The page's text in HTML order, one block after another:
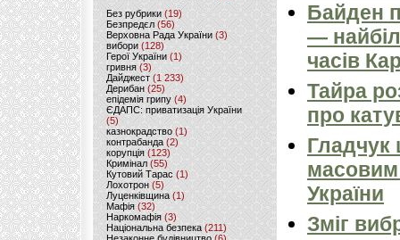
Без рубрики (19)
Безпредєл(56)
Верховна Рада України (3)
вибори(128)
Герої України(1)
гривня (3)
Дайджест (1 233)
Дерибан (25)
епідемія грипу (4)
ЄДАПС: приватизація України
(5)
казнокрадство (1)
контрабанда (2)
корупція (123)
Кримінал (55)
Кутовий Тарас (1)
Лохотрон(5)
Луценківщина (1)
Мафія (32)
Наркомафія (3)
Національна безпека (211)
Байден
—
часів
Тайра
про
Гладчук
України
Зміг